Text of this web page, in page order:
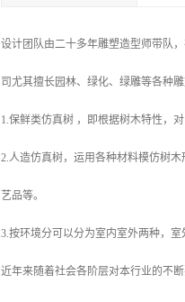
设计团队由二十多年雕塑造型师带队
司尤其擅长园林、绿化、绿雕等各种雕
1.保鲜类仿真树 ，即根据树木特性，
2.人造仿真树，运用各种材料模仿树
艺品等。
3.按环境分可以分为室内室外两种，室
近年来随着社会各阶层对本行业的不